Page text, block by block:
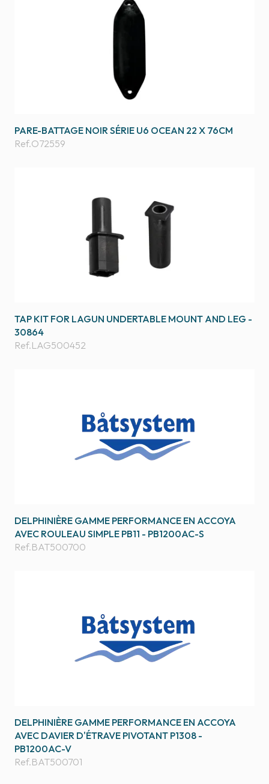
PARE-BATTAGE NOIR SÉRIE U6 OCEAN 22 X 76CM
Ref.O72559
TAP KIT FOR LAGUN UNDERTABLE MOUNT AND LEG -
30864
Ref.LAG500452
DELPHINIÈRE GAMME PERFORMANCE EN ACCOYA
AVEC ROULEAU SIMPLE PB11 - PB1200AC-S
Ref.BAT500700
DELPHINIÈRE GAMME PERFORMANCE EN ACCOYA
AVEC DAVIER D'ÉTRAVE PIVOTANT P1308 -
PB1200AC-V
Ref.BAT500701